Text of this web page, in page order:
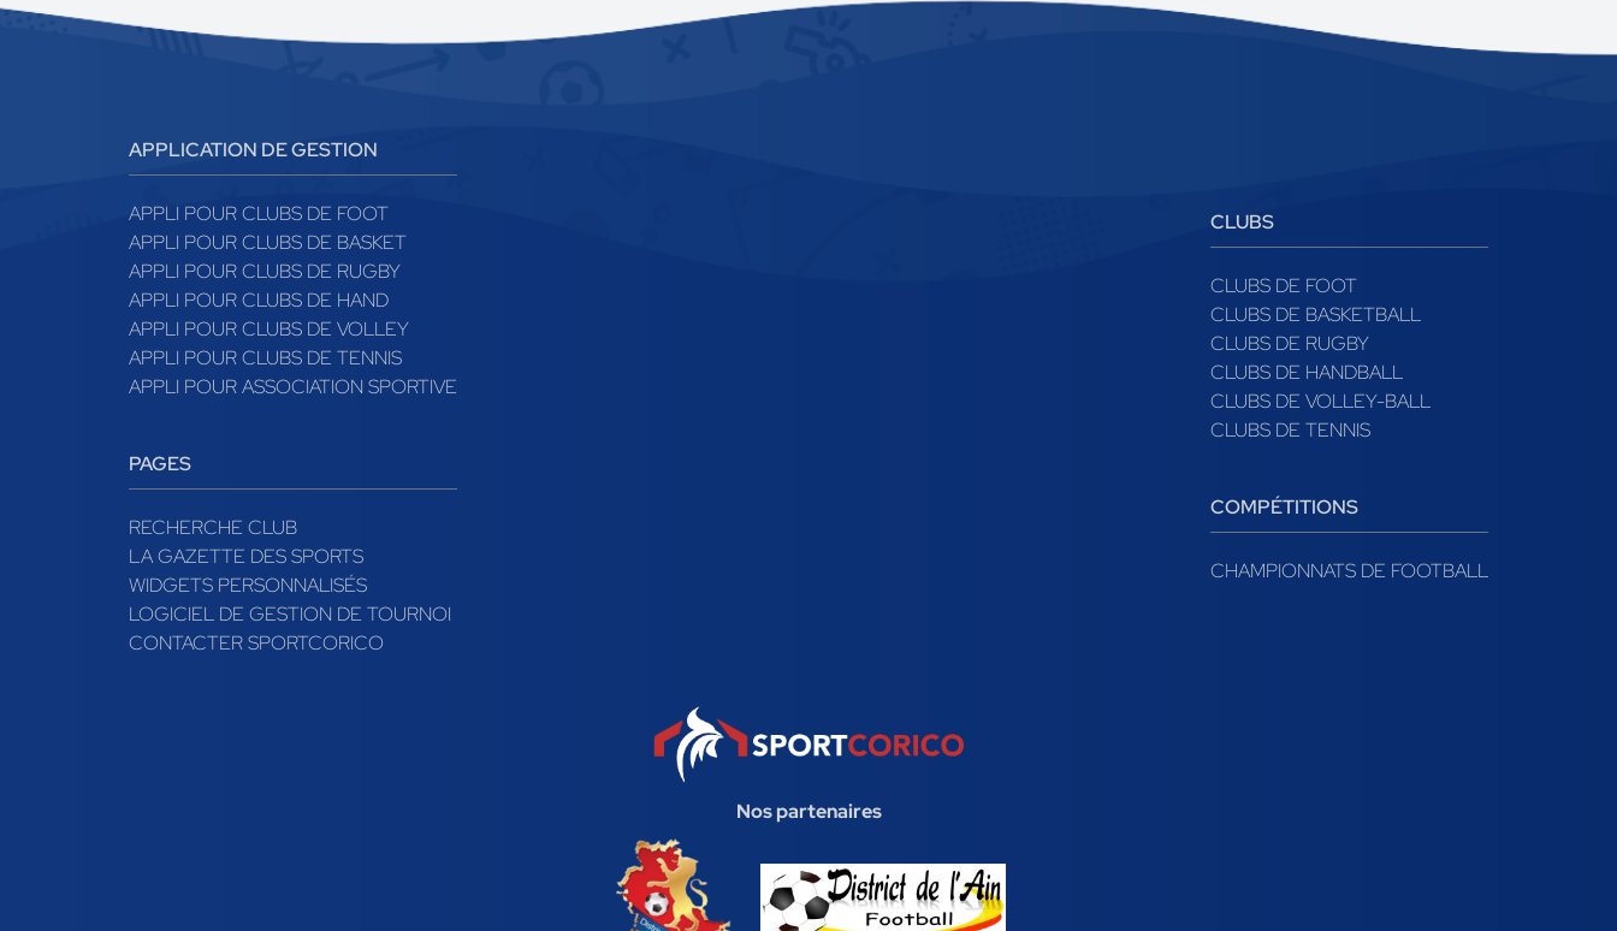
APPLICATION DE GESTION
APPLI POUR CLUBS DE FOOT
APPLI POUR CLUBS DE BASKET
APPLI POUR CLUBS DE RUGBY
APPLI POUR CLUBS DE HAND
APPLI POUR CLUBS DE VOLLEY
APPLI POUR CLUBS DE TENNIS
APPLI POUR ASSOCIATION SPORTIVE
PAGES
RECHERCHE CLUB
LA GAZETTE DES SPORTS
WIDGETS PERSONNALISÉS
LOGICIEL DE GESTION DE TOURNOI
CONTACTER SPORTCORICO
CLUBS
CLUBS DE FOOT
CLUBS DE BASKETBALL
CLUBS DE RUGBY
CLUBS DE HANDBALL
CLUBS DE VOLLEY-BALL
CLUBS DE TENNIS
COMPÉTITIONS
CHAMPIONNATS DE FOOTBALL
Nos partenaires